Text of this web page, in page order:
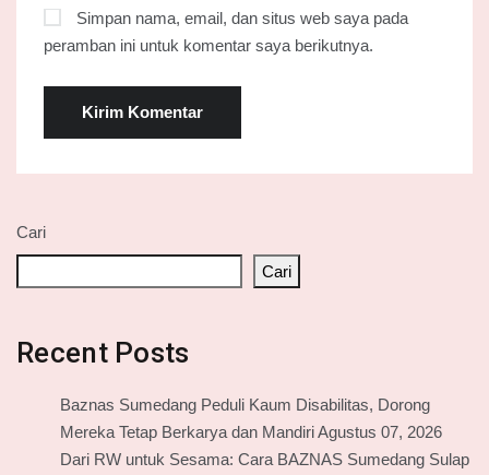
Simpan nama, email, dan situs web saya pada
peramban ini untuk komentar saya berikutnya.
Cari
Cari
Recent Posts
Baznas Sumedang Peduli Kaum Disabilitas, Dorong
Mereka Tetap Berkarya dan Mandiri Agustus 07, 2026
Dari RW untuk Sesama: Cara BAZNAS Sumedang Sulap